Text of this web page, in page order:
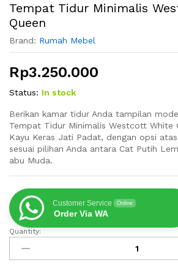
Tempat Tidur Minimalis
Queen
Brand: Rumah Mebel
Rp3.250.000
Status: In stock
Berikan kamar tidur Anda tampilan
Tempat Tidur Minimalis Westcott White
Kayu Keras Jati Padat, dengan opsi
sesuai pilihan Anda antara Cat Putih
abu Muda.
Customer Service Online
Order Via WA
Tempat
Tidur
Minimalis
Quantity: